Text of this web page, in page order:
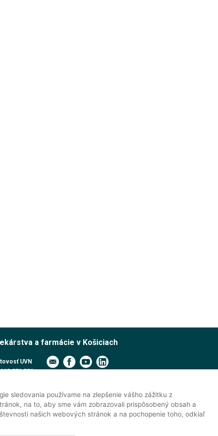
sledovania používame na zlepšenie vášho zážitku z
na to, aby sme vám zobrazovali prispôsobený obsah a
našich webových stránok a na pochopenie toho, odkiaľ
a farmácie v Košiciach
UVN
579 559
991 474
oddelenie
PhD. štúdia